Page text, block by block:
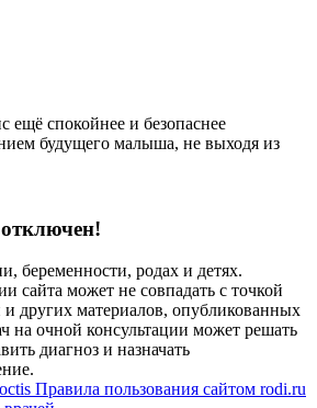
ещё спокойнее и безопаснее
будущего малыша, не выходя из
беременности, родах и детях.
сайта может не совпадать с точкой
и других материалов, опубликованных
на очной консультации может решать
диагноз и назначать
Правила пользования сайтом rodi.ru